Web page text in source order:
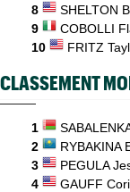
8
SHELTON
9
COBOLLI
10
FRITZ
CLASSEMENT
1
2
RYBAKINA
3
PEGULA
4
GAUFF Cori